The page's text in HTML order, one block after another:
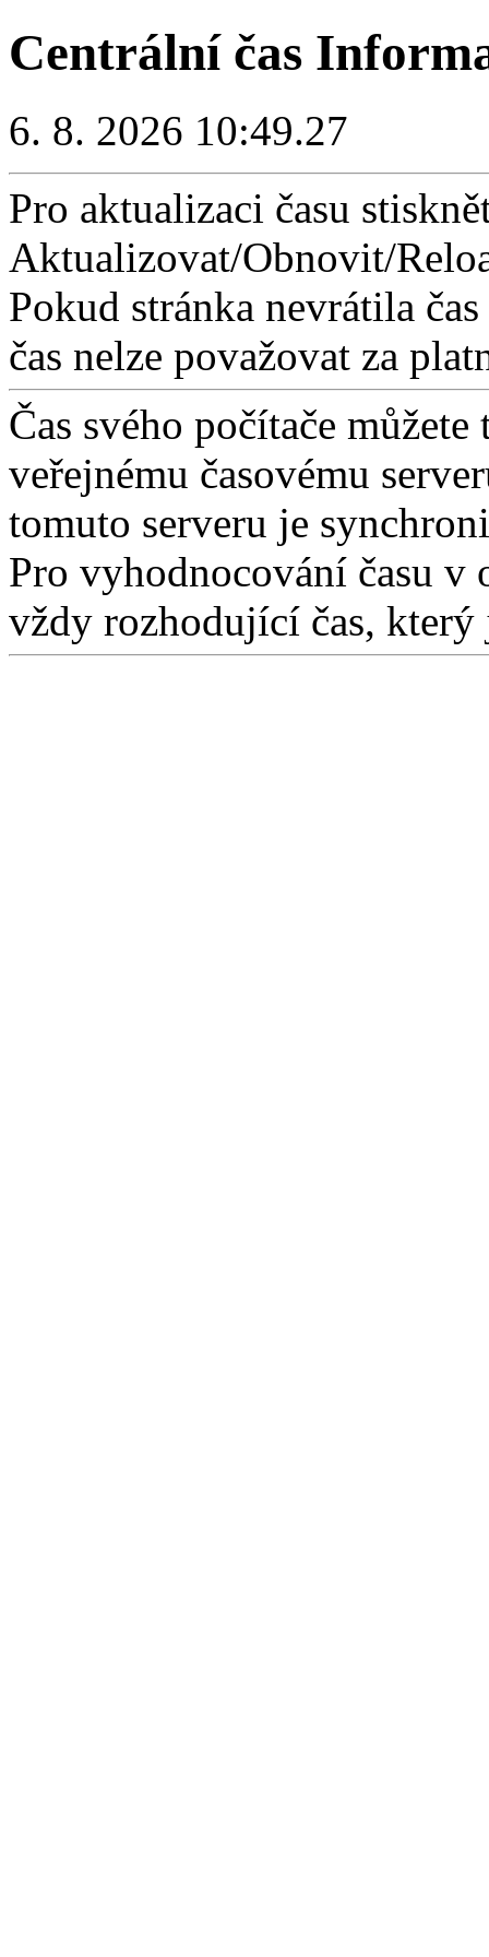
Centrální čas
6. 8. 2026 10:49.27
Pro aktualizaci času
Aktualizovat/Obnovit/
Pokud stránka nevrátila
čas nelze považovat za
Čas svého počítače
veřejnému časovému
tomuto serveru je
Pro vyhodnocování času v
vždy rozhodující čas, který